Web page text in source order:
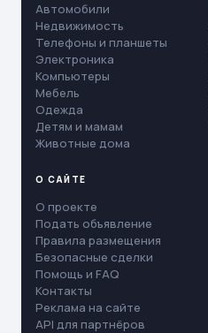
Автомобили
Недвижимость
Телефоны и планшеты
Электроника
Компьютеры
Мебель
Одежда
Детям и мамам
Животные дома
О САЙТЕ
О проекте
Подать объявление
Правила размещения
Безопасные сделки
Помощь и FAQ
Контакты
Реклама на сайте
API для партнёров